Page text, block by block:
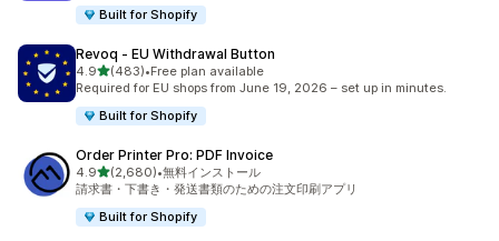
Built for Shopify
Revoq ‑ EU Withdrawal Button
4.95つ星中
(483)
合計レビュー数：483件
•Free plan available
Required for EU shops from June 19, 2026 – set up in minutes.
Built for Shopify
Order Printer Pro: PDF Invoice
4.95つ星中
(2,680)
合計レビュー数：2680件
•無料インストール
請求書・下書き・発送書類のための注文印刷アプリ
Built for Shopify